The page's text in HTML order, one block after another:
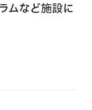
総合病院）
ムなど施設に